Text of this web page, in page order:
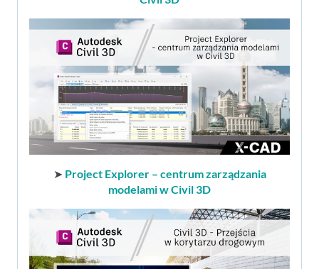
➤ Project Explorer – centrum zarządzania
modelami w Civil 3D